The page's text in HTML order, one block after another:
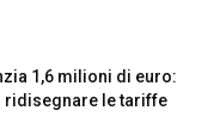
1,6 milioni di euro:
ridisegnare le tariffe